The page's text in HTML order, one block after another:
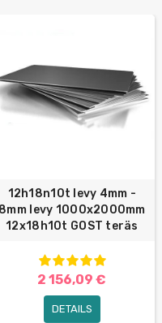
12h18n10t levy 4mm -
8mm levy 1000x2000mm
12x18h10t GOST teräs
2 156,09 €
DETAILS